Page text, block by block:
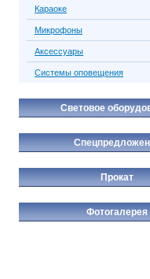
Караоке
Микрофоны
Аксессуары
Системы оповещения
Световое
Прокат
Фотогалерея